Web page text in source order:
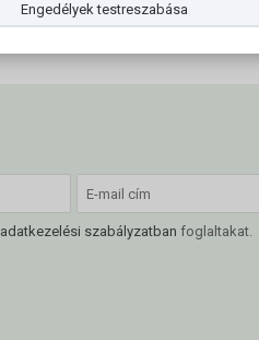
Engedélyek testreszabása
adatkezelési szabályzatban foglaltakat.